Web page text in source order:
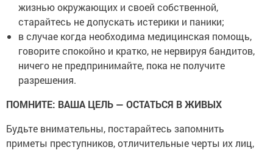
жизнью окружающих и своей собственной,
старайтесь не допускать истерики и паники;
в случае когда необходима медицинская помощь,
говорите спокойно и кратко, не нервируя бандитов,
ничего не предпринимайте, пока не получите
разрешения.
ПОМНИТЕ: ВАША ЦЕЛЬ — ОСТАТЬСЯ В ЖИВЫХ
Будьте внимательны, постарайтесь запомнить
приметы преступников, отличительные черты их лиц,